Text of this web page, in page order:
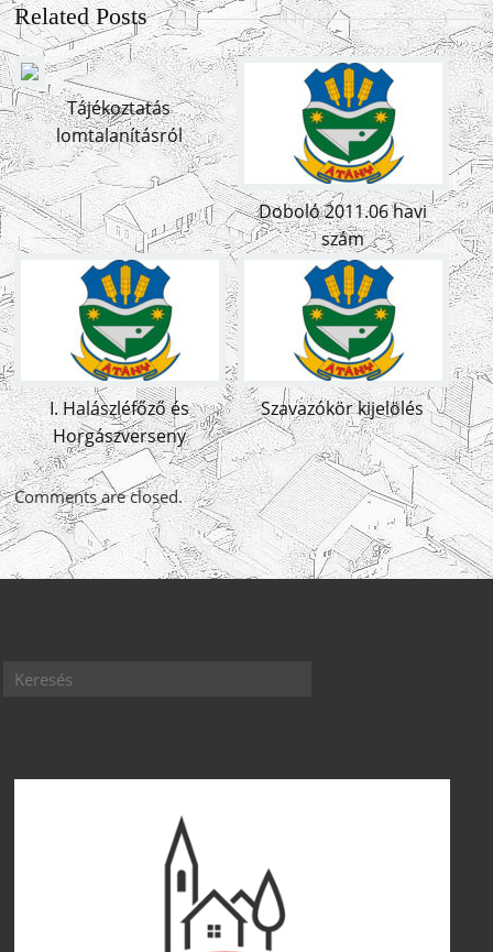
Related Posts
Tájékoztatás
lomtalanításról
Doboló 2011.06 havi
szám
I. Halászléfőző és
Horgászverseny
Szavazókör kijelölés
Comments are closed.